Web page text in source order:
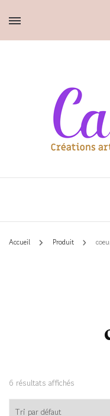
Accueil Produit
6 résultats affichés